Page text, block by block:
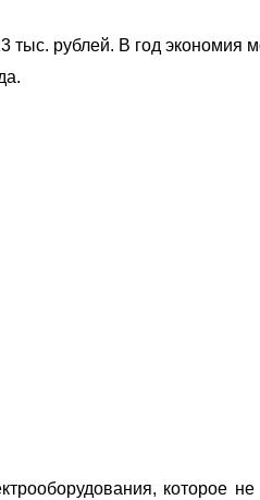
тыс. рублей. В год экономия
которое не